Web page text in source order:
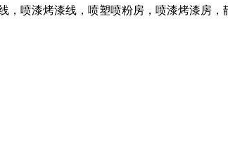
，喷漆烤漆线，喷塑喷粉房，喷漆烤漆房